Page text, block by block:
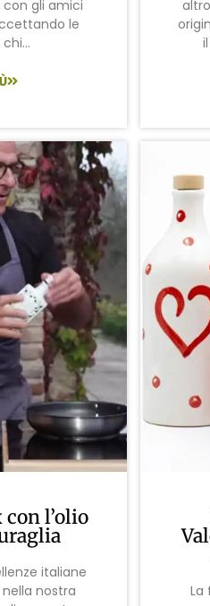
gli amici
le
l’olio
italiane
nostra
La